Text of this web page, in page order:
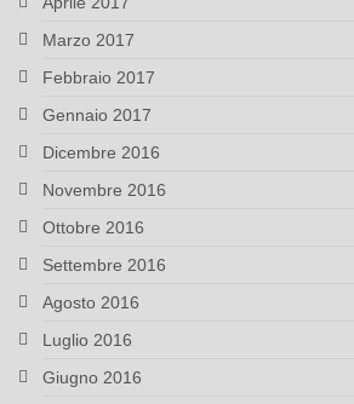
Marzo 2017
Febbraio 2017
Gennaio 2017
Dicembre 2016
Novembre 2016
Ottobre 2016
Settembre 2016
Agosto 2016
Luglio 2016
Giugno 2016